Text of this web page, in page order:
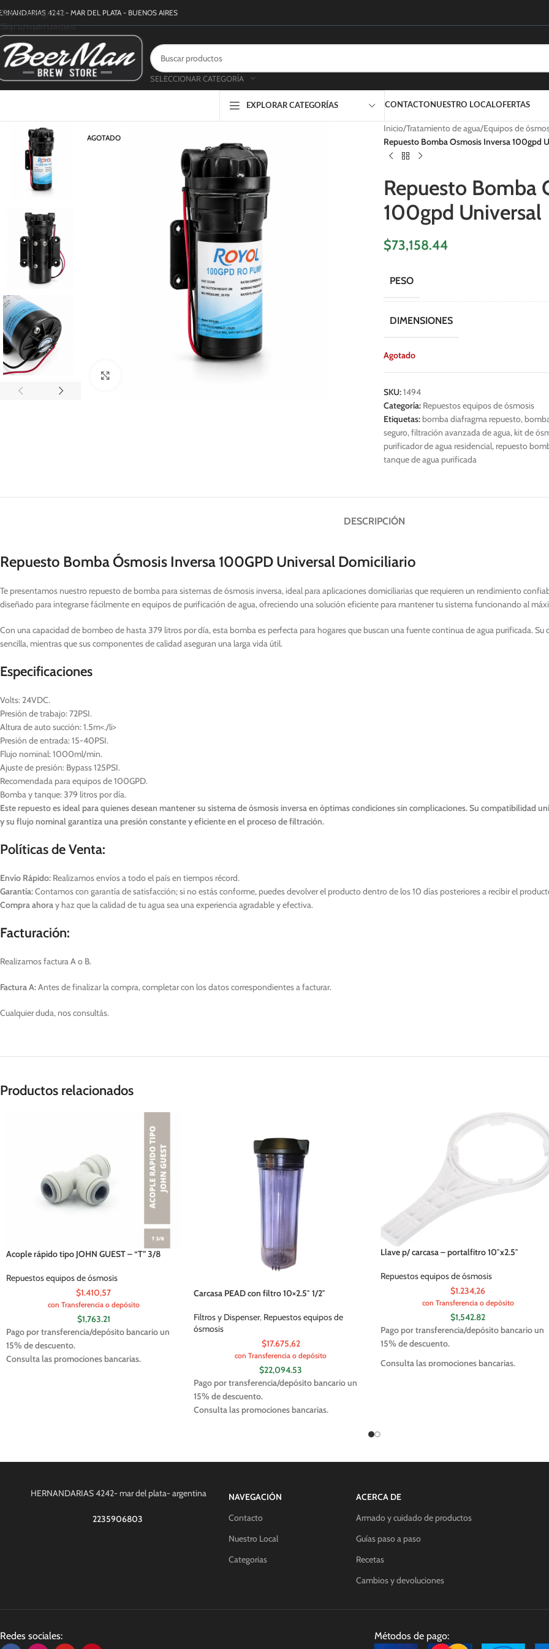
Skip to navigation
Skip to main content
4242 - MAR DEL PLATA - BUENOS AIRES
SELECCIONAR CATEGORÍA
EXPLORAR CATEGORÍAS CONTACTO NUESTRO LOCALOFERTAS
AGOTADO
Inicio/Tratamiento de agua/Equipos de
Repuesto Bomba Osmosis Inversa 100gpd
Repuesto Bomba
100gpd Universal
$73,158.44
PESO
DIMENSIONES
Agotado
SKU:1494
Categoría: Repuestos equipos de ósmosis
Etiquetas: bomba diafragma repuesto,
seguro,filtración avanzada de agua, kit de
purificador de agua residencial, repuesto
tanque de agua purificada
DESCRIPCIÓN
Repuesto Bomba Ósmosis Inversa 100GPD Universal Domiciliario
Te presentamos nuestro repuesto de bomba para sistemas de ósmosis inversa, ideal para aplicaciones domiciliarias que requieren un rendimiento
diseñado para integrarse fácilmente en equipos de purificación de agua, ofreciendo una solución eficiente para mantener tu sistema funcionando al
Con una capacidad de bombeo de hasta 379 litros por día, esta bomba es perfecta para hogares que buscan una fuente continua de agua purificada.
sencilla, mientras que sus componentes de calidad aseguran una larga vida útil.
Especificaciones
Volts: 24VDC.
Presión de trabajo: 72PSI.
Altura de auto succión: 1.5m<./li>
Presión de entrada: 15-40PSI.
Flujo nominal: 1000ml/min.
Ajuste de presión: Bypass 125PSI.
Recomendada para equipos de 100GPD.
Bomba y tanque: 379 litros por día.
Este repuesto es ideal para quienes desean mantener su sistema de ósmosis inversa en óptimas condiciones sin complicaciones. Su compatibilidad
y su flujo nominal garantiza una presión constante y eficiente en el proceso de filtración.
Políticas de Venta:
Envío Rápido: Realizamos envíos a todo el país en tiempos récord.
Garantía:Contamos con garantía de satisfacción; si no estás conforme, puedes devolver el producto dentro de los 10 días posteriores a recibir el
Compra ahoray haz que la calidad de tu agua sea una experiencia agradable y efectiva.
Facturación:
Realizamos factura A o B.
Factura A:Antes de finalizar la compra, completar con los datos correspondientes a facturar.
Cualquier duda, nos consultás.
Productos relacionados
Acople rápido tipo JOHN GUEST – “T” 3/8
Repuestos equipos de ósmosis
$1.410,57
con Transferencia o depósito
$1,763.21
Pago por transferencia/depósito bancario un
15% de descuento.
Consulta las promociones bancarias.
Carcasa PEAD con filtro 10×2.5″ 1/2″
Filtros y Dispenser, Repuestos equipos de
ósmosis
$17.675,62
con Transferencia o depósito
$22,094.53
Pago por transferencia/depósito bancario un
15% de descuento.
Consulta las promociones bancarias.
Para filtrar cerveza luego del madurado en frío,
Llave p/ carcasa – portalfitro 10″x2.5″
Repuestos equipos de ósmosis
$1.234,26
con Transferencia o depósito
$1,542.82
Pago por transferencia/depósito bancario un
15% de descuento.
Consulta las promociones bancarias.
HERNANDARIAS 4242- mar del plata- argentina
2235906803
NAVEGACIÓN
Contacto
Nuestro Local
Categorias
ACERCA DE
Armado y cuidado de productos
Guías paso a paso
Recetas
Cambios y devoluciones
Redes sociales: Métodos de pago: